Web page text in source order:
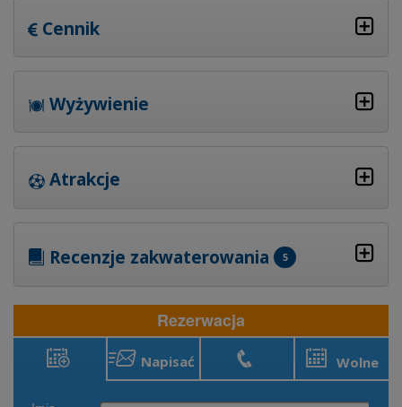
Cennik
Wyżywienie
Atrakcje
Recenzje zakwaterowania 5
Rezerwacja
Rezerwacja
Napisać
Zadzwonić
Wolne
terminy